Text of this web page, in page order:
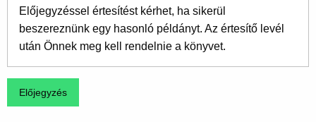
Előjegyzéssel értesítést kérhet, ha sikerül
beszereznünk egy hasonló példányt. Az értesítő levél
után Önnek meg kell rendelnie a könyvet.